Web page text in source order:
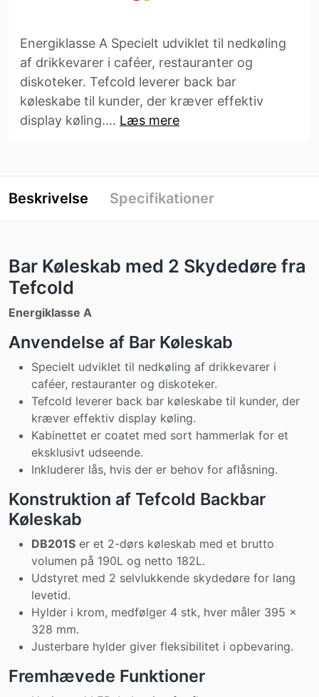
Energiklasse A Specielt udviklet til nedkøling
af drikkevarer i caféer, restauranter og
diskoteker. Tefcold leverer back bar
køleskabe til kunder, der kræver effektiv
display køling.... Læs mere
Beskrivelse Specifikationer
Bar Køleskab med 2 Skydedøre fra
Tefcold
Energiklasse A
Anvendelse af Bar Køleskab
Specielt udviklet til nedkøling af drikkevarer i
caféer, restauranter og diskoteker.
Tefcold leverer back bar køleskabe til kunder, der
kræver effektiv display køling.
Kabinettet er coatet med sort hammerlak for et
eksklusivt udseende.
Inkluderer lås, hvis der er behov for aflåsning.
Konstruktion af Tefcold Backbar
Køleskab
DB201S er et 2-dørs køleskab med et brutto
volumen på 190L og netto 182L.
Udstyret med 2 selvlukkende skydedøre for lang
levetid.
Hylder i krom, medfølger 4 stk, hver måler 395 x
328 mm.
Justerbare hylder giver fleksibilitet i opbevaring.
Fremhævede Funktioner